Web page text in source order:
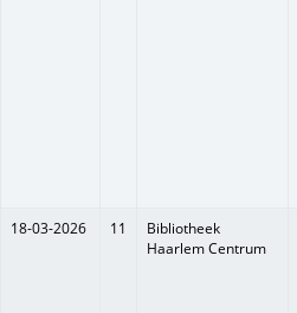
18-03-2026 11
Bibliotheek
Haarlem Centrum